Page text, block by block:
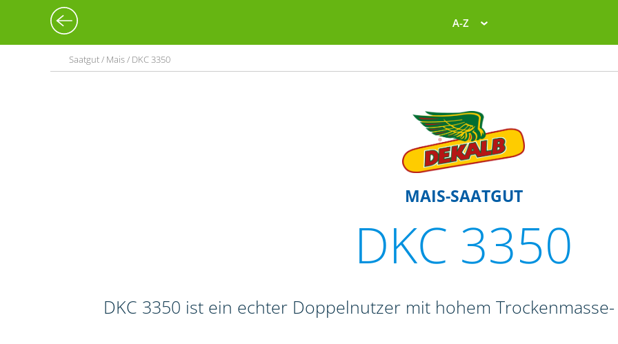
A-Z
Saatgut / Mais / DKC 3350
MAIS-SAATGUT
DKC 3350
DKC 3350 ist ein echter Doppelnutzer mit hohem